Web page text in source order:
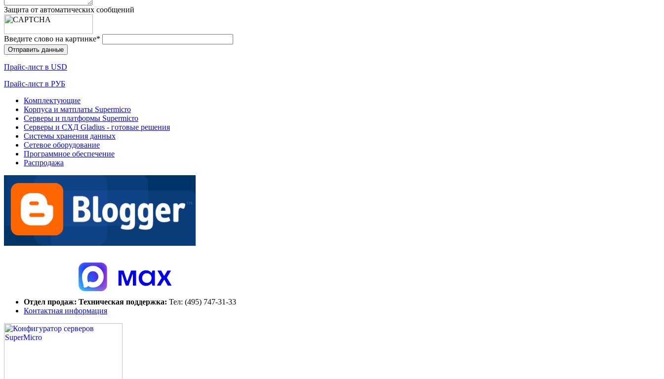
Защита от автоматических сообщений
Введите слово на картинке*
Прайc-лист в USD
Прайc-лист в РУБ
Комплектующие
Корпуса и матплаты Supermicro
Серверы и платформы Supermicro
Серверы и СХД Gladius - готовые решения
Системы хранения данных
Сетевое оборудование
Программное обеспечение
Распродажа
Отдел продаж: Техническая поддержка: Тел: (495) 747-31-33
Контактная информация